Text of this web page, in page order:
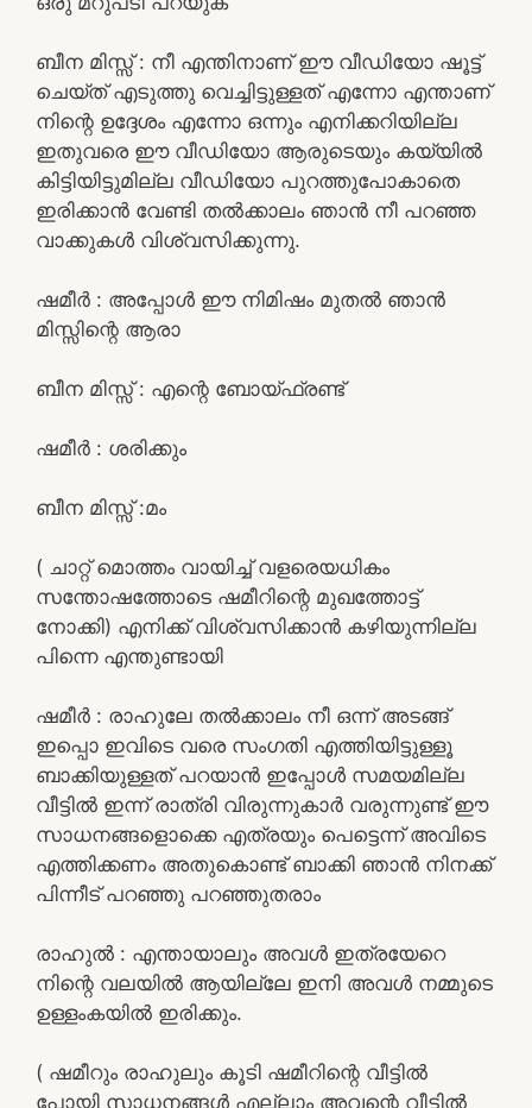
ബീന മിസ്സ്‌ : നീ എന്തിനാണ് ഈ വീഡിയോ ഷൂട്ട്
ചെയ്ത് എടുത്തു വെച്ചിട്ടുള്ളത് എന്നോ എന്താണ്
നിന്റെ ഉദ്ദേശം എന്നോ ഒന്നും എനിക്കറിയില്ല
ഇതുവരെ ഈ വീഡിയോ ആരുടെയും കയ്യിൽ
കിട്ടിയിട്ടുമില്ല വീഡിയോ പുറത്തുപോകാതെ
ഇരിക്കാൻ വേണ്ടി തൽക്കാലം ഞാൻ നീ പറഞ്ഞ
വാക്കുകൾ വിശ്വസിക്കുന്നു.
ഷമീർ : അപ്പോൾ ഈ നിമിഷം മുതൽ ഞാൻ
മിസ്സിന്റെ ആരാ
ബീന മിസ്സ്‌ : എന്റെ ബോയ്ഫ്രണ്ട്
ഷമീർ : ശരിക്കും
ബീന മിസ്സ്‌ :മം
( ചാറ്റ് മൊത്തം വായിച്ച് വളരെയധികം
സന്തോഷത്തോടെ ഷമീറിന്റെ മുഖത്തോട്ട്
നോക്കി) എനിക്ക് വിശ്വസിക്കാൻ കഴിയുന്നില്ല
പിന്നെ എന്തുണ്ടായി
ഷമീർ : രാഹുലേ തൽക്കാലം നീ ഒന്ന് അടങ്ങ്
ഇപ്പൊ ഇവിടെ വരെ സംഗതി എത്തിയിട്ടുള്ളൂ
ബാക്കിയുള്ളത് പറയാൻ ഇപ്പോൾ സമയമില്ല
വീട്ടിൽ ഇന്ന് രാത്രി വിരുന്നുകാർ വരുന്നുണ്ട് ഈ
സാധനങ്ങളൊക്കെ എത്രയും പെട്ടെന്ന് അവിടെ
എത്തിക്കണം അതുകൊണ്ട് ബാക്കി ഞാൻ നിനക്ക്
പിന്നീട് പറഞ്ഞു പറഞ്ഞുതരാം
രാഹുൽ : എന്തായാലും അവൾ ഇത്രയേറെ
നിന്റെ വലയിൽ ആയില്ലേ ഇനി അവൾ നമ്മുടെ
ഉള്ളംകയിൽ ഇരിക്കും.
( ഷമീറും രാഹുലും കൂടി ഷമീറിന്റെ വീട്ടിൽ
പോയി സാധനങ്ങൾ എല്ലാം അവന്റെ വീട്ടിൽ